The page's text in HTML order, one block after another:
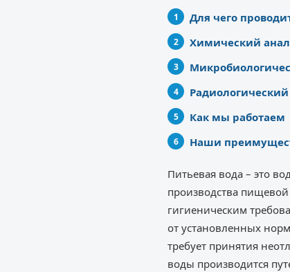
Для чего
Химический
Как мы работаем
Наши
Питьевая вода – это
производства
гигиеническим
от установленных
требует принятия
воды производится